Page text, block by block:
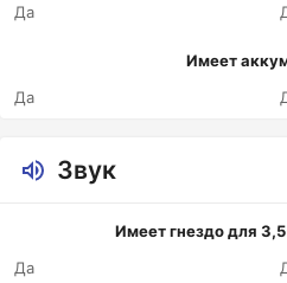
Да
Имеет
Да
Звук
Имеет гнездо для
Да